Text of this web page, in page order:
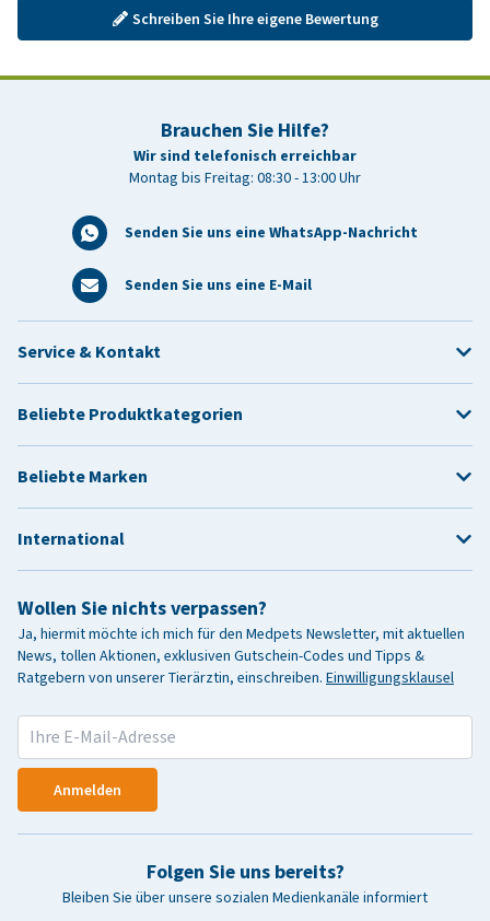
Schreiben Sie Ihre eigene Bewertung
Brauchen Sie Hilfe?
Wir sind telefonisch erreichbar
Montag bis Freitag: 08:30 - 13:00 Uhr
Senden Sie uns eine WhatsApp-Nachricht
Senden Sie uns eine E-Mail
Wollen Sie nichts verpassen?
Ja, hiermit möchte ich mich für den Medpets Newsletter, mit aktuellen
News, tollen Aktionen, exklusiven Gutschein-Codes und Tipps &
Ratgebern von unserer Tierärztin, einschreiben. Einwilligungsklausel
Anmelden
Folgen Sie uns bereits?
Bleiben Sie über unsere sozialen Medienkanäle informiert
Service & Kontakt
Beliebte Produktkategorien
Beliebte Marken
International